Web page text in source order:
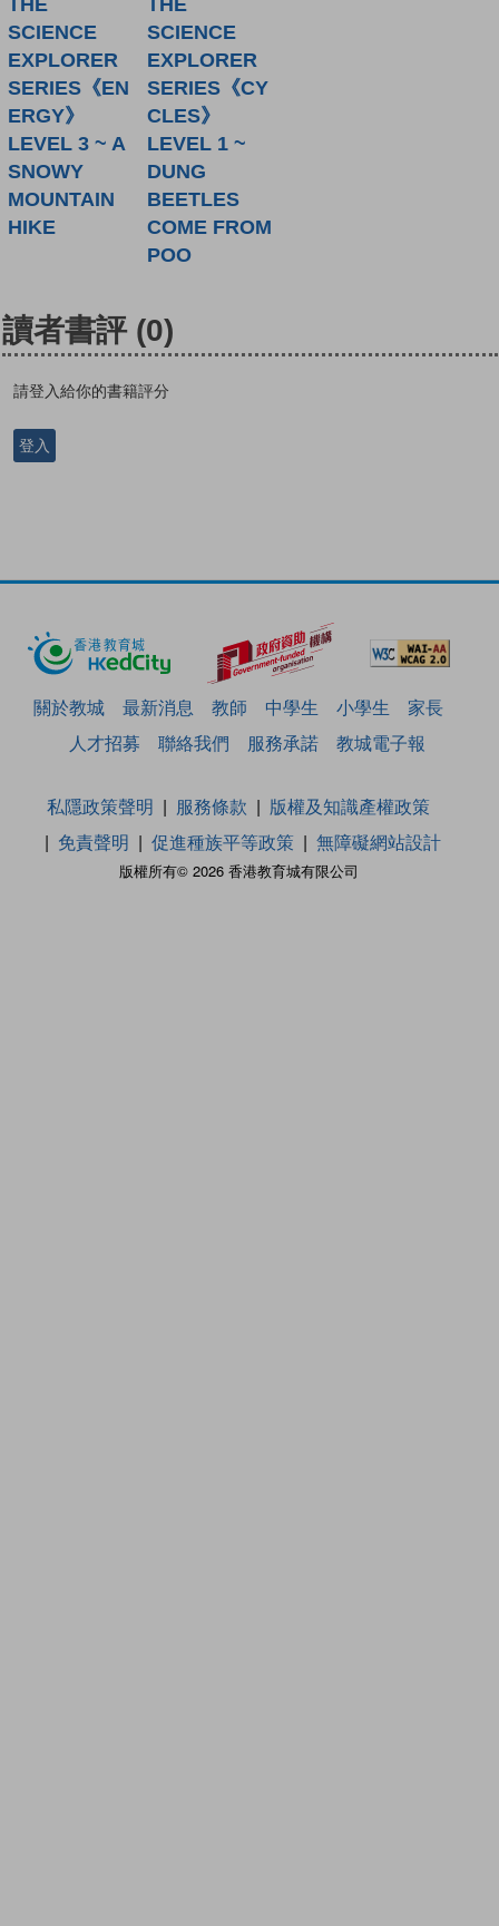
THE
SCIENCE
EXPLORER
SERIES《EN
ERGY》
LEVEL 3 ~ A
SNOWY
MOUNTAIN
HIKE
THE
SCIENCE
EXPLORER
SERIES《CY
CLES》
LEVEL 1 ~
DUNG
BEETLES
COME FROM
POO
讀者書評 (0)
請登入給你的書籍評分
登入
關於教城 最新消息 教師 中學生 小學生
家長
人才招募
聯絡我們 服務承諾 教城電子報
版權所有© 2026 香港教育城有限公司
私隱政策聲明 服務條款
版權及知識產權政策
免責聲明
促進種族平等政策 無障礙網站設計